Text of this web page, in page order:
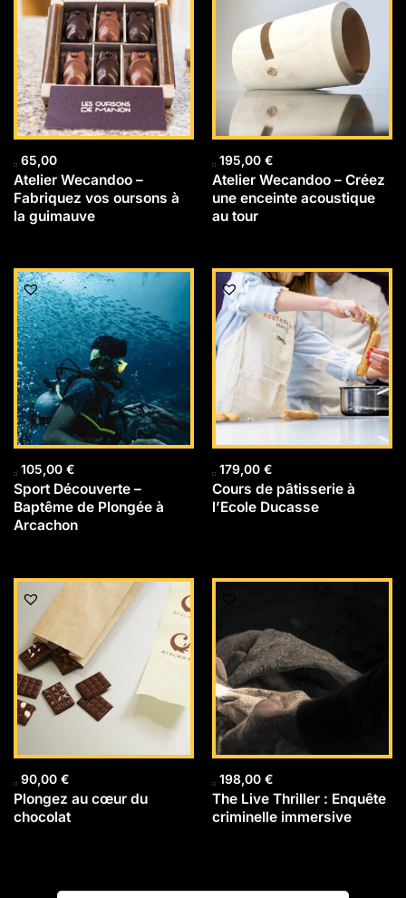
65,00
Atelier Wecandoo –
Fabriquez vos oursons à
la guimauve
195,00 €
Atelier Wecandoo – Créez
une enceinte acoustique
au tour
105,00 €
Sport Découverte –
Baptême de Plongée à
Arcachon
179,00 €
Cours de pâtisserie à
l’Ecole Ducasse
90,00 €
Plongez au cœur du
chocolat
198,00 €
The Live Thriller : Enquête
criminelle immersive